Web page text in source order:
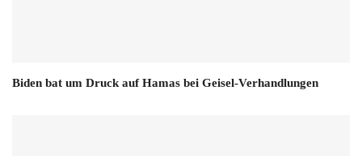
Biden bat um Druck auf Hamas bei Geisel-Verhandlungen